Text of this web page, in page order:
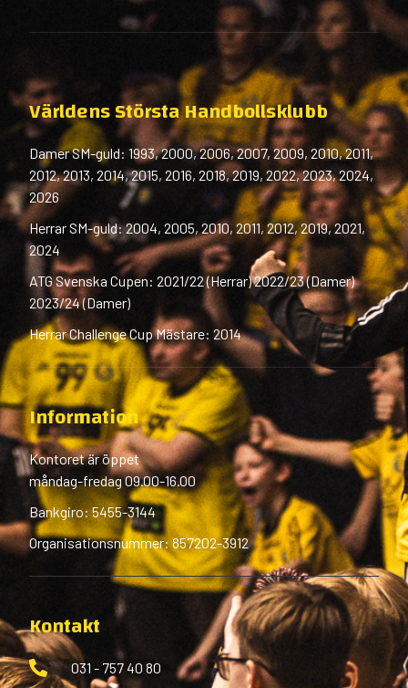
Världens Största Handbollsklubb
Damer SM-guld: 1993, 2000, 2006, 2007, 2009, 2010, 2011,
2012, 2013, 2014, 2015, 2016, 2018, 2019, 2022, 2023, 2024,
2026
Herrar SM-guld: 2004, 2005, 2010, 2011, 2012, 2019, 2021,
2024
ATG Svenska Cupen: 2021/22 (Herrar) 2022/23 (Damer)
2023/24 (Damer)
Herrar Challenge Cup Mästare: 2014
Information
Kontoret är öppet
måndag-fredag 09.00-16.00
Bankgiro: 5455-3144
Organisationsnummer: 857202-3912
Kontakt
031 - 757 40 80